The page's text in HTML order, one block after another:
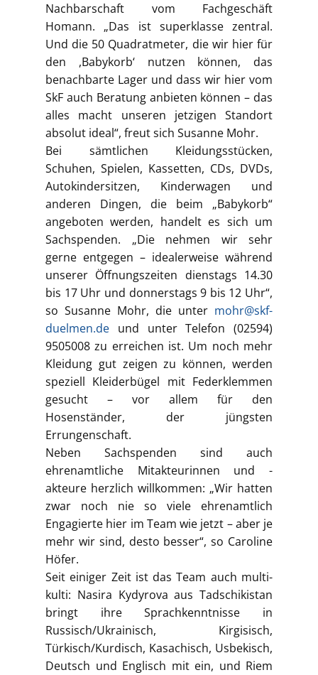
Nachbarschaft vom Fachgeschäft
Homann. „Das ist superklasse zentral.
Und die 50 Quadratmeter, die wir hier für
den ,Babykorb‘ nutzen können, das
benachbarte Lager und dass wir hier vom
SkF auch Beratung anbieten können – das
alles macht unseren jetzigen Standort
absolut ideal“, freut sich Susanne Mohr.
Bei sämtlichen Kleidungsstücken,
Schuhen, Spielen, Kassetten, CDs, DVDs,
Autokindersitzen, Kinderwagen und
anderen Dingen, die beim „Babykorb“
angeboten werden, handelt es sich um
Sachspenden. „Die nehmen wir sehr
gerne entgegen – idealerweise während
unserer Öffnungszeiten dienstags 14.30
bis 17 Uhr und donnerstags 9 bis 12 Uhr“,
so Susanne Mohr, die unter mohr@skf-
duelmen.de und unter Telefon (02594)
9505008 zu erreichen ist. Um noch mehr
Kleidung gut zeigen zu können, werden
speziell Kleiderbügel mit Federklemmen
gesucht – vor allem für den
Hosenständer, der jüngsten
Errungenschaft.
Neben Sachspenden sind auch
ehrenamtliche Mitakteurinnen und -
akteure herzlich willkommen: „Wir hatten
zwar noch nie so viele ehrenamtlich
Engagierte hier im Team wie jetzt – aber je
mehr wir sind, desto besser“, so Caroline
Höfer.
Seit einiger Zeit ist das Team auch multi-
kulti: Nasira Kydyrova aus Tadschikistan
bringt ihre Sprachkenntnisse in
Russisch/Ukrainisch, Kirgisisch,
Türkisch/Kurdisch, Kasachisch, Usbekisch,
Deutsch und Englisch mit ein, und Riem